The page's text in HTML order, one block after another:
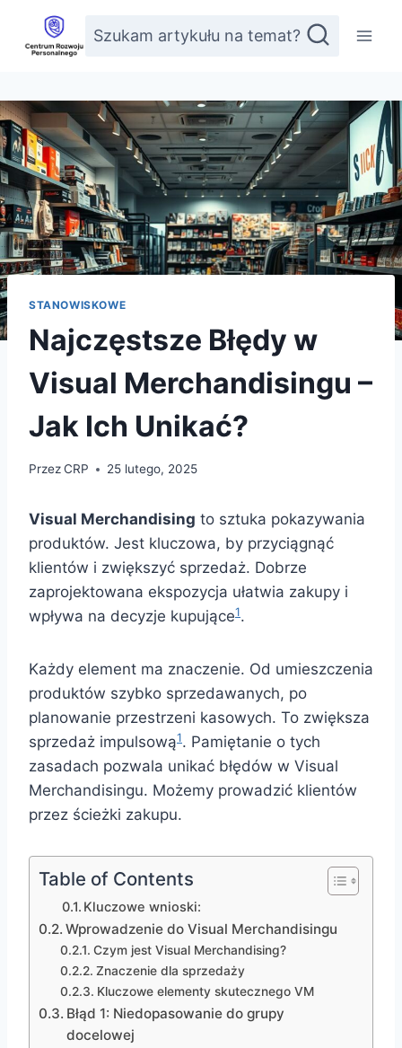
Przejdź
treści
Szukam artykułu na temat?
STANOWISKOWE
Najczęstsze Błędy w
Visual Merchandisingu –
Jak Ich Unikać?
PrzezCRP 25 lutego, 2025
Visual Merchandising to sztuka pokazywania
produktów. Jest kluczowa, by przyciągnąć
klientów i zwiększyć sprzedaż. Dobrze
zaprojektowana ekspozycja ułatwia zakupy i
wpływa na decyzje kupujące1.
Każdy element ma znaczenie. Od umieszczenia
produktów szybko sprzedawanych, po
planowanie przestrzeni kasowych. To zwiększa
sprzedaż impulsową1. Pamiętanie o tych
zasadach pozwala unikać błędów w Visual
Merchandisingu. Możemy prowadzić klientów
przez ścieżki zakupu.
Table of Contents
Kluczowe wnioski:
Wprowadzenie do Visual Merchandisingu
Czym jest Visual Merchandising?
Znaczenie dla sprzedaży
Kluczowe elementy skutecznego VM
Błąd 1: Niedopasowanie do grupy
docelowej